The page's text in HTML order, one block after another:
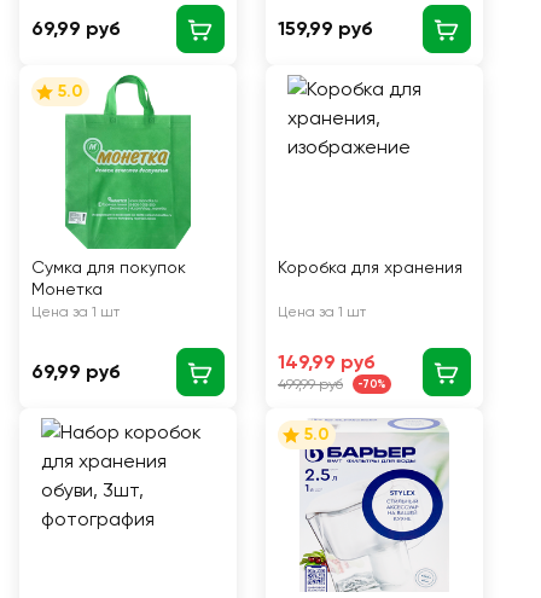
69,99 руб 159,99 руб
5.0
Сумка для покупок
Монетка
Цена за 1 шт
69,99 руб
Коробка для хранения
Цена за 1 шт
149,99 руб
499,99 руб -70%
5.0